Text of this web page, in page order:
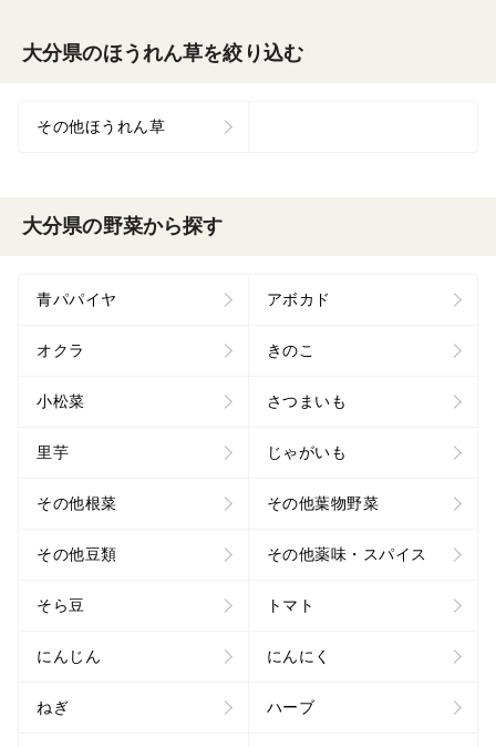
大分県のほうれん草を絞り込む
その他ほうれん草
大分県の野菜から探す
青パパイヤ アボカド
オクラ きのこ
小松菜 さつまいも
里芋 じゃがいも
その他根菜 その他葉物野菜
その他豆類 その他薬味・スパイス
そら豆 トマト
にんじん にんにく
ねぎ ハーブ